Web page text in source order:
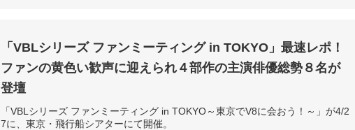
「VBLシリーズ ファンミーティング in TOKYO」最速レポ！
ファンの黄色い歓声に迎えられ４部作の主演俳優総勢８名が
登壇
「VBLシリーズ ファンミーティング in TOKYO～東京でV8に会おう！～」が4/2
7に、東京・飛行船シアターにて開催。